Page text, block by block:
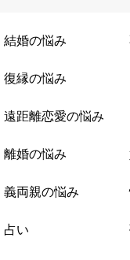
結婚の悩み
復縁の悩み
遠距離恋愛の悩み
離婚の悩み
義両親の悩み
占い